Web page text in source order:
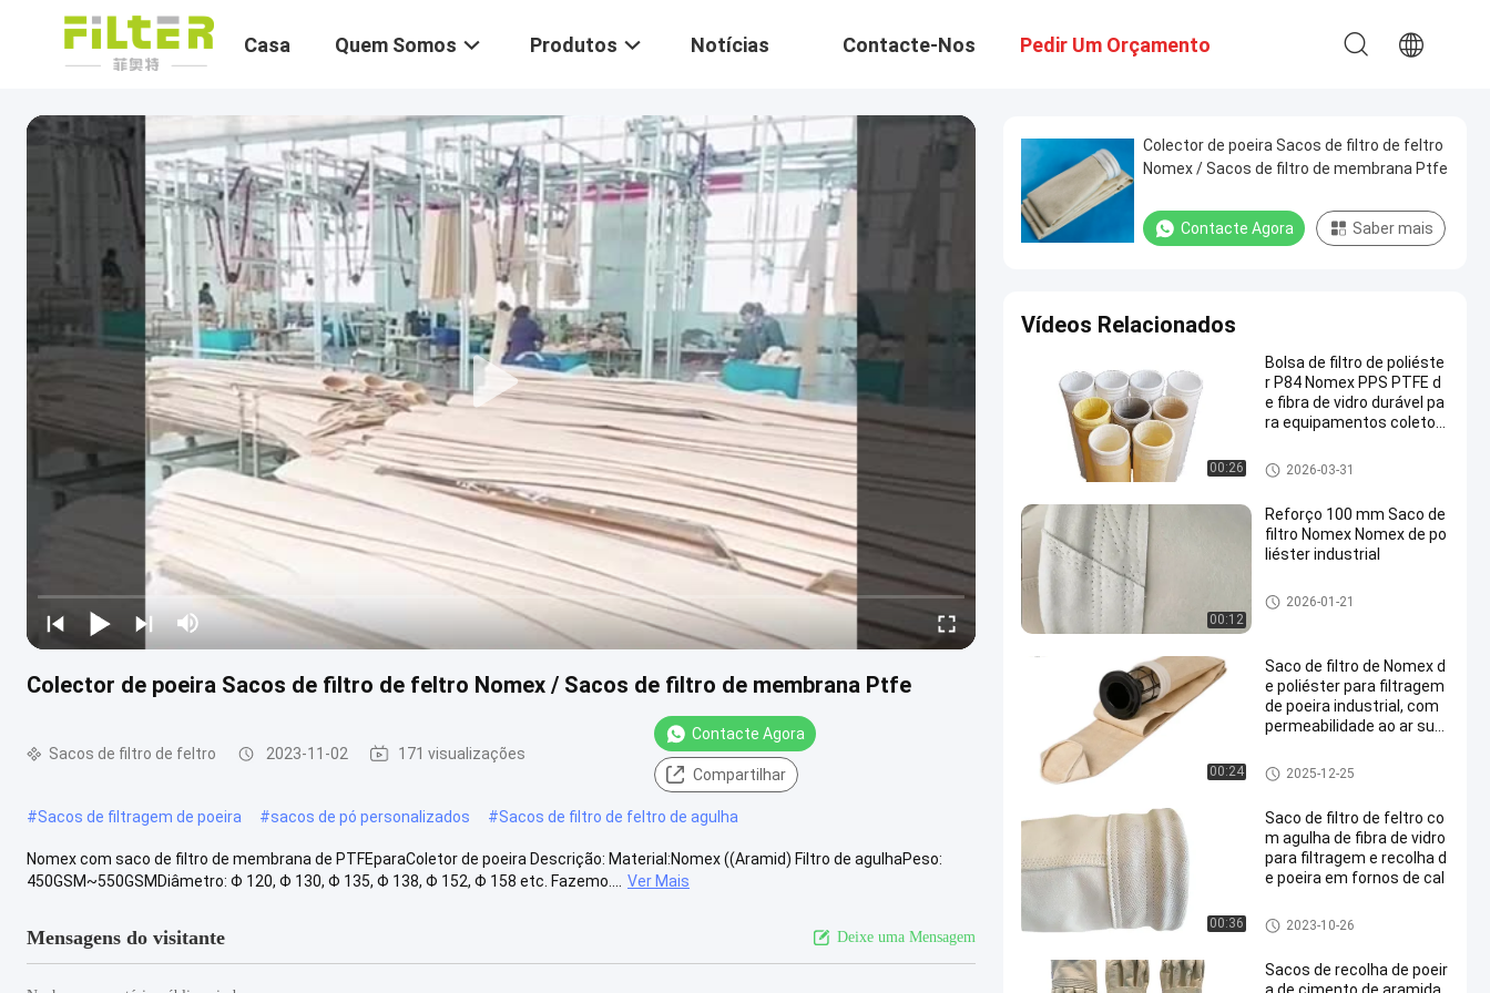
Casa Quem Somos Produtos Notícias Contacte-Nos Pedir Um Orçamento
Colector de poeira Sacos de filtro de feltro Nomex / Sacos de filtro de membrana Ptfe
Sacos de filtro de feltro 2023-11-02 171 visualizações
Contacte Agora
Compartilhar
#Sacos de filtragem de poeira #sacos de pó personalizados #Sacos de filtro de feltro de agulha
Nomex com saco de filtro de membrana de PTFEparaColetor de poeira Descrição: Material:Nomex ((Aramid) Filtro de agulhaPeso:
450GSM~550GSMDiâmetro: Φ 120, Φ 130, Φ 135, Φ 138, Φ 152, Φ 158 etc. Fazemo....
Ver Mais
Mensagens do visitante Deixe uma Mensagem
Colector de poeira Sacos de filtro de feltro
Nomex / Sacos de filtro de membrana Ptfe
Contacte Agora Saber mais
Vídeos Relacionados
00:26
Bolsa de filtro de poliéste
r P84 Nomex PPS PTFE d
e fibra de vidro durável pa
ra equipamentos coletor
Saco de filtro do poliéster
2026-03-31
00:12
Reforço 100 mm Saco de
filtro Nomex Nomex de po
liéster industrial
Sacos de filtro de alta tempera
tura
2026-01-21
00:24
Saco de filtro de Nomex d
e poliéster para filtragem
de poeira industrial, com
permeabilidade ao ar sup
temperaturas
Sacos de filtro coletores de po
eira
2025-12-25
00:36
Saco de filtro de feltro co
m agulha de fibra de vidro
para filtragem e recolha d
e poeira em fornos de cal
Saco de filtro de fibra de vidro
2023-10-26
Sacos de recolha de poeir